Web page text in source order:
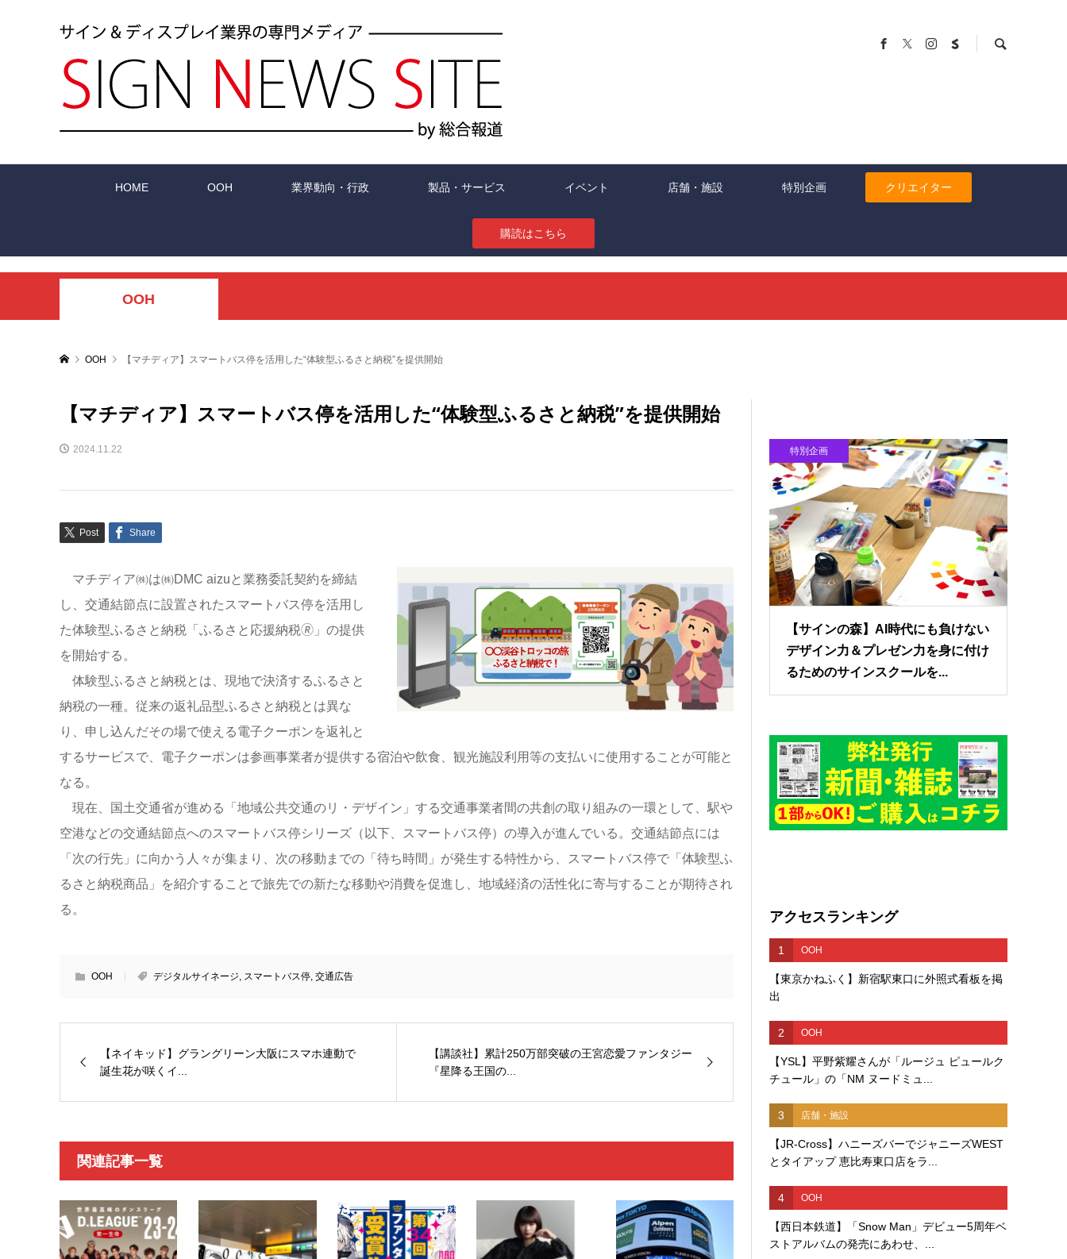
HOME OOH 業界動向・行政 製品・サービス イベント 店舗・施設 特別企画 クリエイター
購読はこちら
OOH
OOH 【マチディア】スマートバス停を活用した“体験型ふるさと納税”を提供開始
【マチディア】スマートバス停を活用した“体験型ふるさと納税”を提供開始
2024.11.22
Post Share
マチディア㈱は㈱DMC aizuと業務委託契約を締結
し、交通結節点に設置されたスマートバス停を活用し
た体験型ふるさと納税「ふるさと応援納税🄬」の提供
を開始する。
体験型ふるさと納税とは、現地で決済するふるさと
納税の一種。従来の返礼品型ふるさと納税とは異な
り、申し込んだその場で使える電子クーポンを返礼と
するサービスで、電子クーポンは参画事業者が提供する宿泊や飲食、観光施設利用等の支払いに使用することが可能と
なる。
現在、国土交通省が進める「地域公共交通のリ・デザイン」する交通事業者間の共創の取り組みの一環として、駅や
空港などの交通結節点へのスマートバス停シリーズ（以下、スマートバス停）の導入が進んでいる。交通結節点には
「次の行先」に向かう人々が集まり、次の移動までの「待ち時間」が発生する特性から、スマートバス停で「体験型ふ
るさと納税商品」を紹介することで旅先での新たな移動や消費を促進し、地域経済の活性化に寄与することが期待され
る。
OOH デジタルサイネージ, スマートバス停, 交通広告
【ネイキッド】グラングリーン大阪にスマホ連動で
誕生花が咲くイ...
【講談社】累計250万部突破の王宮恋愛ファンタジー
『星降る王国の...
関連記事一覧
特別企画
【サインの森】AI時代にも負けない
デザイン力＆プレゼン力を身に付け
るためのサインスクールを...
アクセスランキング
1 OOH
【東京かねふく】新宿駅東口に外照式看板を掲
出
2 OOH
【YSL】平野紫耀さんが「ルージュ ピュールク
チュール」の「NM ヌードミュ...
3 店舗・施設
【JR-Cross】ハニーズバーでジャニーズWEST
とタイアップ 恵比寿東口店をラ...
4 OOH
【西日本鉄道】「Snow Man」デビュー5周年ベ
ストアルバムの発売にあわせ、...